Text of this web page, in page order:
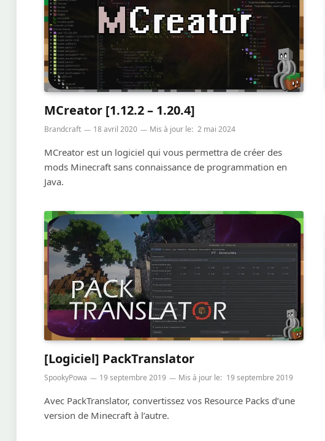
MCreator [1.12.2 – 1.20.4]
Brandcraft 18 avril 2020 Mis à jour le: 2 mai 2024
MCreator est un logiciel qui vous permettra de créer des
mods Minecraft sans connaissance de programmation en
Java.
[Logiciel] PackTranslator
SpookyPowa 19 septembre 2019 Mis à jour le: 19 septembre 2019
Avec PackTranslator, convertissez vos Resource Packs d’une
version de Minecraft à l’autre.